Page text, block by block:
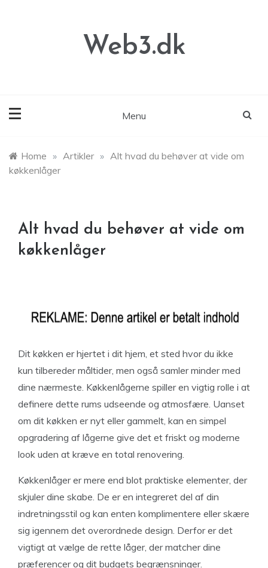
Web3.dk
Menu
Home » Artikler » Alt hvad du behøver at vide om
køkkenlåger
Alt hvad du behøver at vide om
køkkenlåger
Dit køkken er hjertet i dit hjem, et sted hvor du ikke
kun tilbereder måltider, men også samler minder med
dine nærmeste. Køkkenlågerne spiller en vigtig rolle i at
definere dette rums udseende og atmosfære. Uanset
om dit køkken er nyt eller gammelt, kan en simpel
opgradering af lågerne give det et friskt og moderne
look uden at kræve en total renovering.
Køkkenlåger er mere end blot praktiske elementer, der
skjuler dine skabe. De er en integreret del af din
indretningsstil og kan enten komplimentere eller skære
sig igennem det overordnede design. Derfor er det
vigtigt at vælge de rette låger, der matcher dine
præferencer og dit budgets begrænsninger.